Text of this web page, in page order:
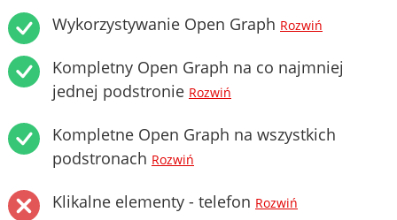
Wykorzystywanie Open Graph Rozwiń
Kompletny Open Graph na co najmniej
jednej podstronie Rozwiń
Kompletne Open Graph na wszystkich
podstronach Rozwiń
Klikalne elementy - telefon Rozwiń